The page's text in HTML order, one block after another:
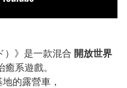
）》是一款混合 開放世界
癒系遊戲。
的露營車，